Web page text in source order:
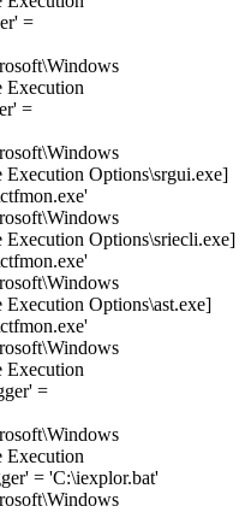
=
Execution
=
Options\srgui.exe]
Options\sriecli.exe]
Options\ast.exe]
Execution
=
Execution
= 'C:\iexplor.bat'